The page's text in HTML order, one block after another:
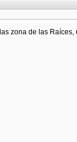
zona de las